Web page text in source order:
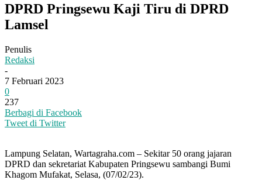
DPRD Pringsewu Kaji Tiru di DPRD
Lamsel
Penulis
Redaksi
-
7 Februari 2023
0
237
Berbagi di Facebook
Tweet di Twitter
Lampung Selatan, Wartagraha.com – Sekitar 50 orang jajaran
DPRD dan sekretariat Kabupaten Pringsewu sambangi Bumi
Khagom Mufakat, Selasa, (07/02/23).